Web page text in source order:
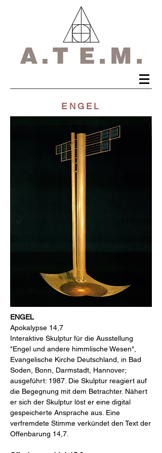
ENGEL
ENGEL
Apokalypse 14,7
Interaktive Skulptur für die Ausstellung
"Engel und andere himmlische Wesen",
Evangelische Kirche Deutschland, in Bad
Soden, Bonn, Darmstadt, Hannover;
ausgeführt: 1987. Die Skulptur reagiert auf
die Begegnung mit dem Betrachter. Nähert
er sich der Skulptur löst er eine digital
gespeicherte Ansprache aus. Eine
verfremdete Stimme verkündet den Text der
Offenbarung 14,7.